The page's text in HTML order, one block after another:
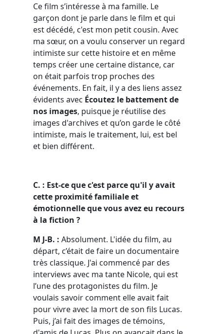
Ce film s’intéresse à ma famille. Le
garçon dont je parle dans le film et qui
est décédé, c'est mon petit cousin. Avec
ma sœur, on a voulu conserver un regard
intimiste sur cette histoire et en même
temps créer une certaine distance, car
on était parfois trop proches des
événements. En fait, il y a des liens assez
évidents avec Écoutez le battement de
nos images, puisque je réutilise des
images d'archives et qu’on garde le côté
intimiste, mais le traitement, lui, est bel
et bien différent.
C. : Est-ce que c'est parce qu'il y avait
cette proximité familiale et
émotionnelle que vous avez eu recours
à la fiction ?
M J-B. : Absolument. L'idée du film, au
départ, c’était de faire un documentaire
très classique. J'ai commencé par des
interviews avec ma tante Nicole, qui est
l’une des protagonistes du film. Je
voulais savoir comment elle avait fait
pour vivre avec la mort de son fils Lucas.
Puis, j’ai fait des images de témoins,